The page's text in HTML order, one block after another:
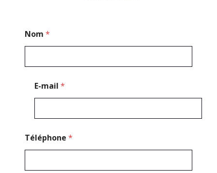
Nom *
E-mail *
Téléphone *